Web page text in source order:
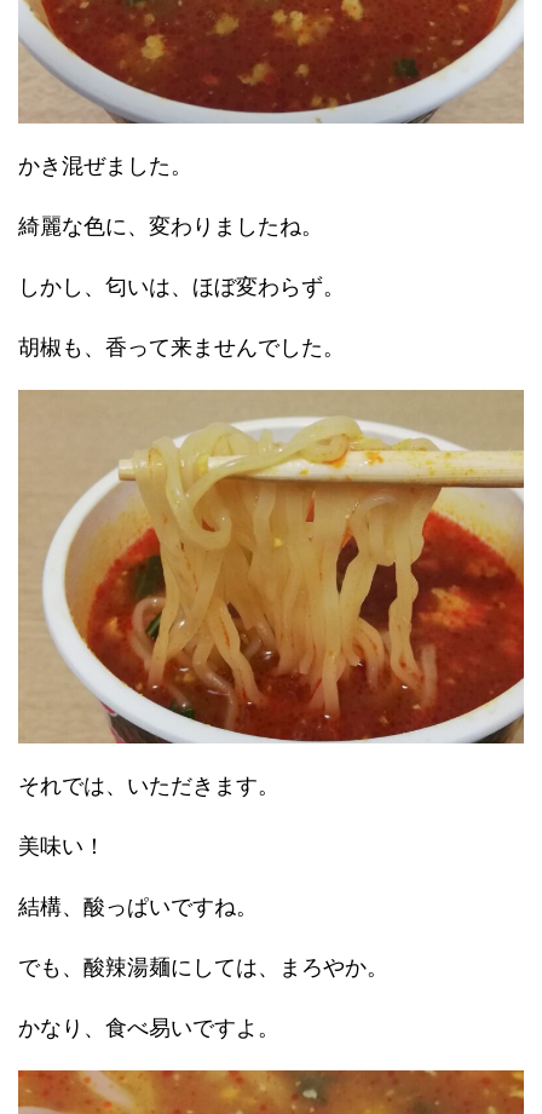
かき混ぜました。
綺麗な色に、変わりましたね。
しかし、匂いは、ほぼ変わらず。
胡椒も、香って来ませんでした。
それでは、いただきます。
美味い！
結構、酸っぱいですね。
でも、酸辣湯麺にしては、まろやか。
かなり、食べ易いですよ。